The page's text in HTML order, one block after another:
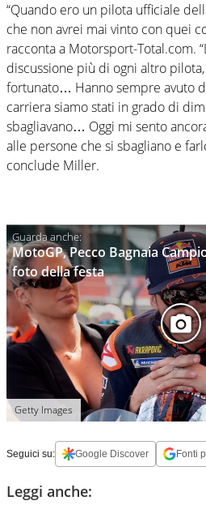
“Quando ero un pilota ufficiale
che non avrei mai vinto con quei
racconta a Motorsport-Total.com.
discussione più di ogni altro
fortunato… Hanno sempre avuto
carriera siamo stati in grado di
sbagliavano… Oggi mi sento
alle persone che si sbagliano e
conclude Miller.
MotoGP, Pecco Bagnaia
foto della festa
Getty Images
Seguici su: Google Discover Fonti
Leggi anche: